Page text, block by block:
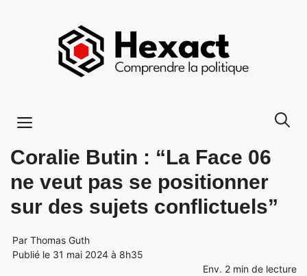
Coralie Butin : “La Face 06
ne veut pas se positionner
sur des sujets conflictuels”
Par Thomas Guth
Publié le 31 mai 2024 à 8h35
Env. 2 min de lecture